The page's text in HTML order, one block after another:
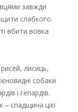
завжди
слабкого.
вбити вовка
лисиць,
собаки
і гепардів.
спадщина цієї